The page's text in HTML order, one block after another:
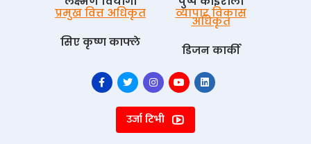
प्रमुख वित्त अधिकृत
सिए कृष्ण काफ्ले
व्यापार विकास
अधिकृत
डिजन कार्की
उर्जा टिभी